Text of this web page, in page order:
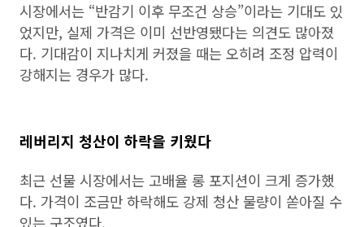
시장에서는 “반감기 이후 무조건 상승”이라는 기대도 있
었지만, 실제 가격은 이미 선반영됐다는 의견도 많아졌
다. 기대감이 지나치게 커졌을 때는 오히려 조정 압력이
강해지는 경우가 많다.
레버리지 청산이 하락을 키웠다
최근 선물 시장에서는 고배율 롱 포지션이 크게 증가했
다. 가격이 조금만 하락해도 강제 청산 물량이 쏟아질 수
있는 구조였다.